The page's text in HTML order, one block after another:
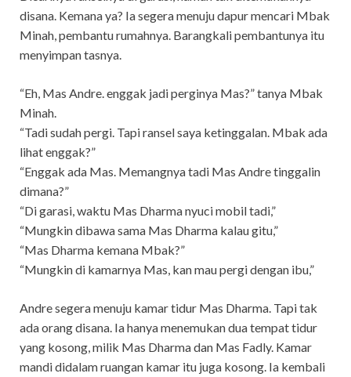
disana. Kemana ya? Ia segera menuju dapur mencari Mbak
Minah, pembantu rumahnya. Barangkali pembantunya itu
menyimpan tasnya.
“Eh, Mas Andre. enggak jadi perginya Mas?” tanya Mbak
Minah.
“Tadi sudah pergi. Tapi ransel saya ketinggalan. Mbak ada
lihat enggak?”
“Enggak ada Mas. Memangnya tadi Mas Andre tinggalin
dimana?”
“Di garasi, waktu Mas Dharma nyuci mobil tadi,”
“Mungkin dibawa sama Mas Dharma kalau gitu,”
“Mas Dharma kemana Mbak?”
“Mungkin di kamarnya Mas, kan mau pergi dengan ibu,”
Andre segera menuju kamar tidur Mas Dharma. Tapi tak
ada orang disana. Ia hanya menemukan dua tempat tidur
yang kosong, milik Mas Dharma dan Mas Fadly. Kamar
mandi didalam ruangan kamar itu juga kosong. Ia kembali